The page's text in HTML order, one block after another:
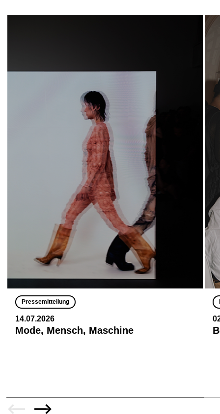
Pressemitteilung
14.07.2026
Mode, Mensch, Maschine